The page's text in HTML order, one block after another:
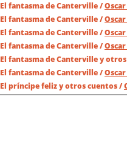
El fantasma de Canterville/
El fantasma de Canterville/
El fantasma de Canterville/
El fantasma de Canterville/
El fantasma de Canterville y
El fantasma de Canterville/
El príncipe feliz y otros cuentos/